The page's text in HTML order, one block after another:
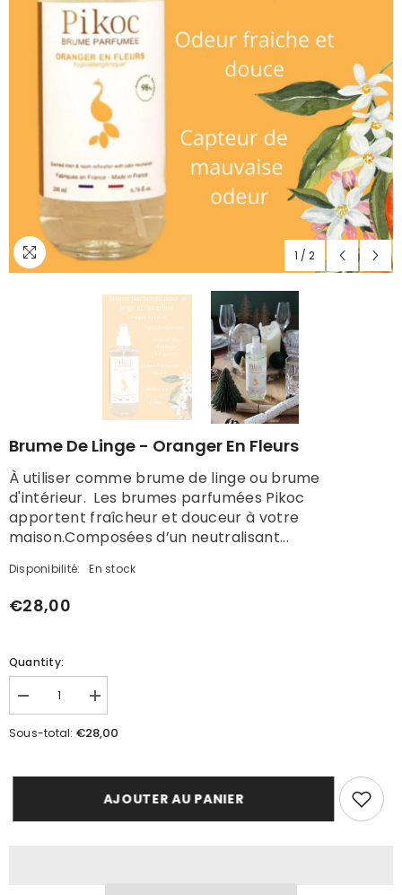
1 / 2
Brume De Linge - Oranger En Fleurs
À utiliser comme brume de linge ou brume
d'intérieur. Les brumes parfumées Pikoc
apportent fraîcheur et douceur à votre
maison.Composées d’un neutralisant...
Disponibilité: En stock
€28,00
Quantity:
Réduire
la
quantité
en
Augmenter
la
quantité
de
en
Sous-total: €28,00
AJOUTER AU PANIER